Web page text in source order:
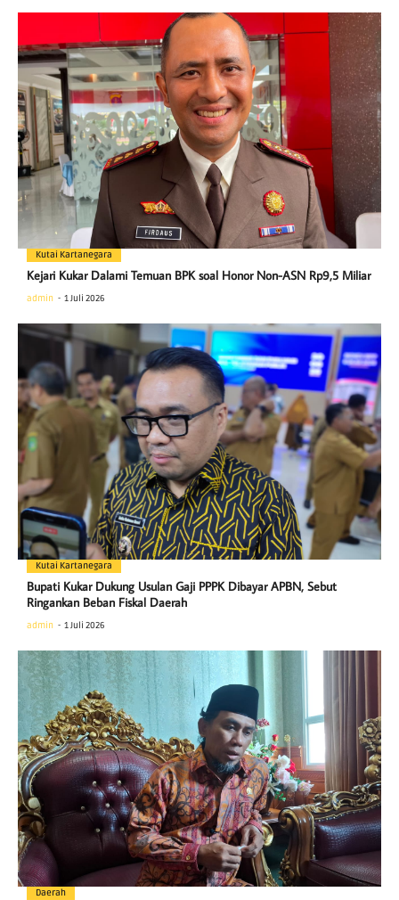
Kutai Kartanegara
Kejari Kukar Dalami Temuan BPK soal Honor Non-ASN Rp9,5 Miliar
admin 1 Juli 2026
Kutai Kartanegara
Bupati Kukar Dukung Usulan Gaji PPPK Dibayar APBN, Sebut
Ringankan Beban Fiskal Daerah
admin 1 Juli 2026
Daerah